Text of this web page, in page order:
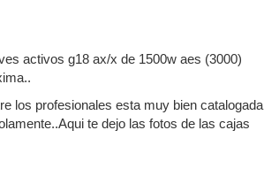
activos g18 ax/x de 1500w aes (3000)
los profesionales esta muy bien catalogada
te dejo las fotos de las cajas